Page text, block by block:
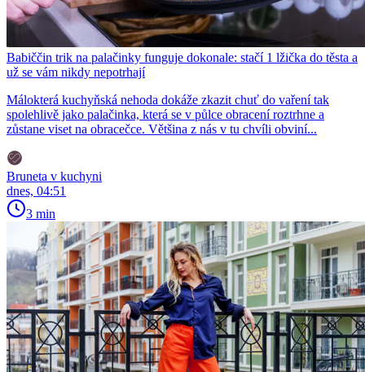
Babiččin trik na palačinky funguje dokonale: stačí 1 lžička do těsta a
už se vám nikdy nepotrhají
Málokterá kuchyňská nehoda dokáže zkazit chuť do vaření tak
spolehlivě jako palačinka, která se v půlce obracení roztrhne a
zůstane viset na obracečce. Většina z nás v tu chvíli obviní...
Bruneta v kuchyni
dnes, 04:51
3 min